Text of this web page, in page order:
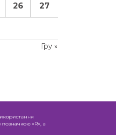
Гру »
26 27
«R», а